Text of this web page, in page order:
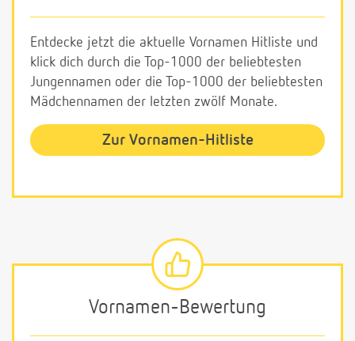
Entdecke jetzt die aktuelle Vornamen Hitliste und
klick dich durch die Top-1000 der beliebtesten
Jungennamen oder die Top-1000 der beliebtesten
Mädchennamen der letzten zwölf Monate.
Zur Vornamen-Hitliste
Vornamen-Bewertung